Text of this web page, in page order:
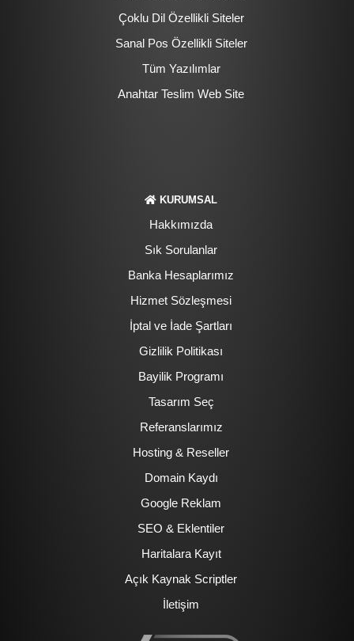
Çoklu Dil Özellikli Siteler
Sanal Pos Özellikli Siteler
Tüm Yazılımlar
Anahtar Teslim Web Site
KURUMSAL
Hakkımızda
Sık Sorulanlar
Banka Hesaplarımız
Hizmet Sözleşmesi
İptal ve İade Şartları
Gizlilik Politikası
Bayilik Programı
Tasarım Seç
Referanslarımız
Hosting & Reseller
Domain Kaydı
Google Reklam
SEO & Eklentiler
Haritalara Kayıt
Açık Kaynak Scriptler
İletişim